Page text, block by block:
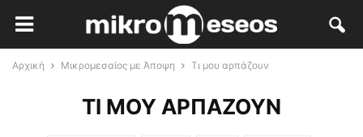
Αρχική Μικρομεσαίος με Άποψη Τι μου αρπάζουν
ΤΙ ΜΟΥ ΑΡΠΆΖΟΥΝ